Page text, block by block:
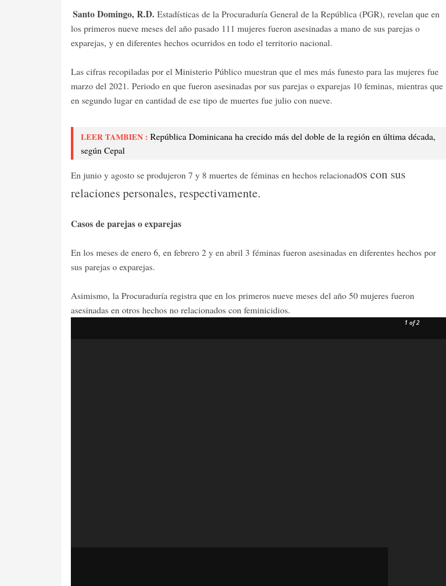
Santo Domingo, R.D. Estadísticas de la Procuraduría General de la República (PGR), revelan que en
los primeros nueve meses del año pasado 111 mujeres fueron asesinadas a mano de sus parejas o
exparejas, y en diferentes hechos ocurridos en todo el territorio nacional.
Las cifras recopiladas por el Ministerio Público muestran que el mes más funesto para las mujeres fue
marzo del 2021. Periodo en que fueron asesinadas por sus parejas o exparejas 10 feminas, mientras que
en segundo lugar en cantidad de ese tipo de muertes fue julio con nueve.
LEER TAMBIEN : República Dominicana ha crecido más del doble de la región en última década,
según Cepal
En junio y agosto se produjeron 7 y 8 muertes de féminas en hechos relacionados con sus
relaciones personales, respectivamente.
Casos de parejas o exparejas
En los meses de enero 6, en febrero 2 y en abril 3 féminas fueron asesinadas en diferentes hechos por
sus parejas o exparejas.
Asimismo, la Procuraduría registra que en los primeros nueve meses del año 50 mujeres fueron
asesinadas en otros hechos no relacionados con feminicidios.
1 of 2